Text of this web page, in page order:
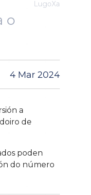
LugoXa
o
4 Mar 2024
a
de
poden
do número